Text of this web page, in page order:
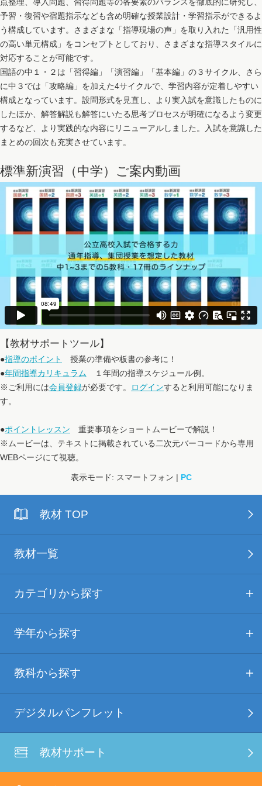
点整理、導入問題、習得問題等の各要素のバランスを徹底的に研究し、
予習・復習や宿題指示なども含め明確な授業設計・学習指示ができるよ
う構成しています。さまざまな「指導現場の声」を取り入れた「汎用性
の高い単元構成」をコンセプトとしており、さまざまな指導スタイルに
対応することが可能です。
国語の中１・２は「習得編」「演習編」「基本編」の３サイクル、さら
に中３では「攻略編」を加えた4サイクルで、学習内容が定着しやすい
構成となっています。設問形式を見直し、より実入試を意識したものに
したほか、解答解説も解答にいたる思考プロセスが明確になるよう変更
するなど、より実践的な内容にリニューアルしました。入試を意識した
まとめの回次も充実させています。
標準新演習（中学）ご案内動画
【教材サポートツール】
●指導のポイント
授業の準備や板書の参考に！
●年間指導カリキュラム １年間の指導スケジュール例。
※ご利用には会員登録が必要です。 ログインすると利用可能になりま
す。
●ポイントレッスン 重要事項をショートムービーで解説！
※ムービーは、テキストに掲載されている二次元バーコードから専用
WEBページにて視聴。
表示モード: スマートフォン | PC
教材 TOP
教材一覧
カテゴリから探す
学年から探す
教科から探す
デジタルパンフレット
教材サポート